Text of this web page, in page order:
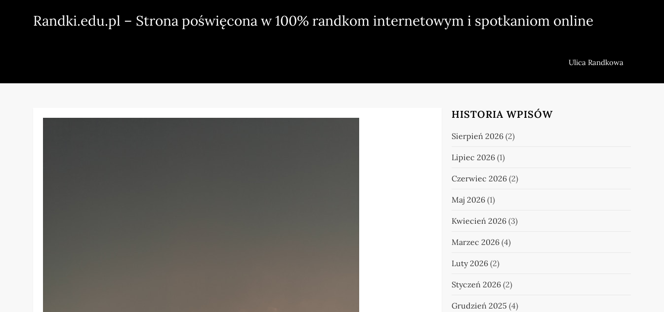
Randki.edu.pl – Strona poświęcona w 100% randkom internetowym i spotkaniom online
Ulica Randkowa
HISTORIA WPISÓW
Sierpień 2026(2)
Lipiec 2026(1)
Czerwiec 2026(2)
Maj 2026(1)
Kwiecień 2026(3)
Marzec 2026(4)
Luty 2026(2)
Styczeń 2026(2)
Grudzień 2025 (4)